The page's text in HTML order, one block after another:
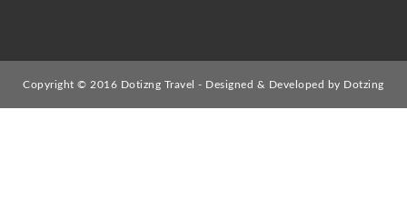
Copyright © 2016 Dotizng Travel - Designed & Developed by Dotzing